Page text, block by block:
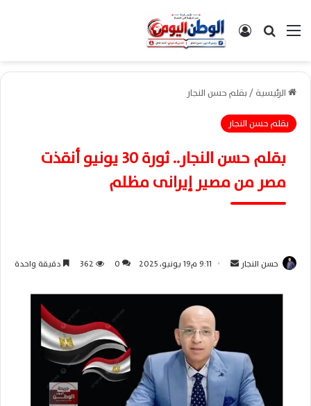
القائمةبحث عن تسجيل الدخول
الرئيسية/بقلم حسن النجار
بقلم حسن النجار
بقلم حسن النجار.. ثورة 30 يونيو أنقذت
مصر من مصير إيرانى مظلم
حسن النجار
س
ا
9:11 م19 يونيو، 2025 0
362 دقيقة واحدة